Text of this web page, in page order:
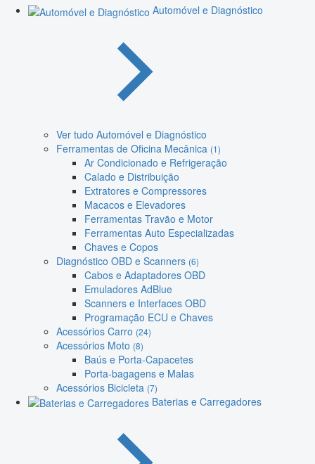
Automóvel e Diagnóstico
Ver tudo Automóvel e Diagnóstico
Ferramentas de Oficina Mecânica (1)
Ar Condicionado e Refrigeração
Calado e Distribuição
Extratores e Compressores
Macacos e Elevadores
Ferramentas Travão e Motor
Ferramentas Auto Especializadas
Chaves e Copos
Diagnóstico OBD e Scanners (6)
Cabos e Adaptadores OBD
Emuladores AdBlue
Scanners e Interfaces OBD
Programação ECU e Chaves
Acessórios Carro (24)
Acessórios Moto (8)
Baús e Porta-Capacetes
Porta-bagagens e Malas
Acessórios Bicicleta (7)
Baterias e Carregadores